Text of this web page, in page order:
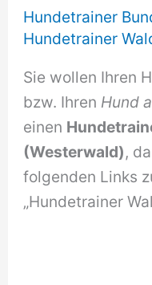
Hundetrainer
Hundetrainer
Sie wollen Ihren
bzw. Ihren Hund
einen
(Westerwald),
folgenden Links
„Hundetrainer